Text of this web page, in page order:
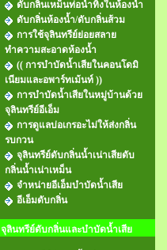
ดับกลิ่นเหม็นท่อน้ำทิ้งในห้องน้ำ
ดับกลิ่นห้องน้ำ/ดับกลิ่นส้วม
การใช้จุลินทรีย์ย่อยสลาย
ทำความสะอาดห้องน้ำ
(( การบำบัดน้ำเสียในคอนโดมิ
เนียมและอพาร์ทเม้นท์ ))
การบำบัดน้ำเสียในหมู่บ้านด้วย
จุลินทรีย์อีเอ็ม
การดูแลบ่อเกรอะไม่ให้ส่งกลิ่น
รบกวน
จุลินทรีย์ดับกลิ่นน้ำเน่าเสียดับ
กลิ่นน้ำเน่าเหม็น
จำหน่ายอีเอ็มบำบัดน้ำเสีย
อีเอ็มดับกลิ่น
จุลินทรีย์ดับกลิ่นและบำบัดน้ำเสีย